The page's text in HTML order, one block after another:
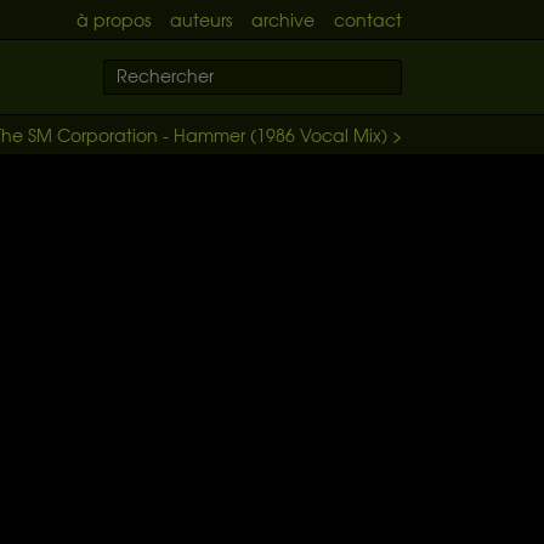
à propos auteurs archive contact
SM Corporation - Hammer (1986 Vocal Mix) >